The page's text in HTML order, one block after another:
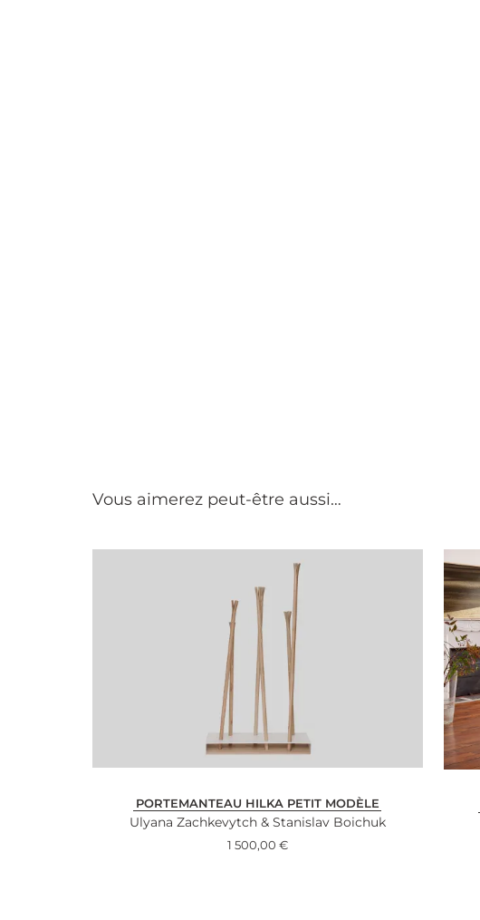
Vous aimerez peut-être aussi…
PORTEMANTEAU HILKA PETIT MODÈLE
Ulyana Zachkevytch & Stanislav Boichuk
1 500,00 €